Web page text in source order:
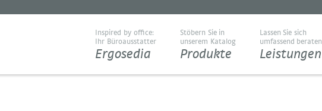
Inspired by office:
Ihr Büroausstatter
Ergosedia
Stöbern Sie in
unserem Katalog
Produkte
Lassen Sie sich
umfassend beraten
Leistungen